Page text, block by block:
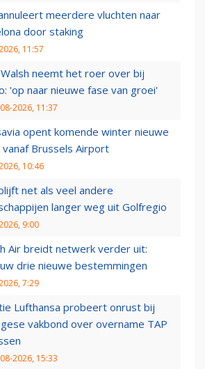
meerdere vluchten naar
door staking
11:57
neemt het roer over bij
'op naar nieuwe fase van groei'
2026, 11:37
opent komende winter nieuwe
Brussels Airport
10:46
net als veel andere
langer weg uit Golfregio
9:00
Air breidt netwerk verder uit:
drie nieuwe bestemmingen
7:29
Lufthansa probeert onrust bij
vakbond over overname TAP
2026, 15:33